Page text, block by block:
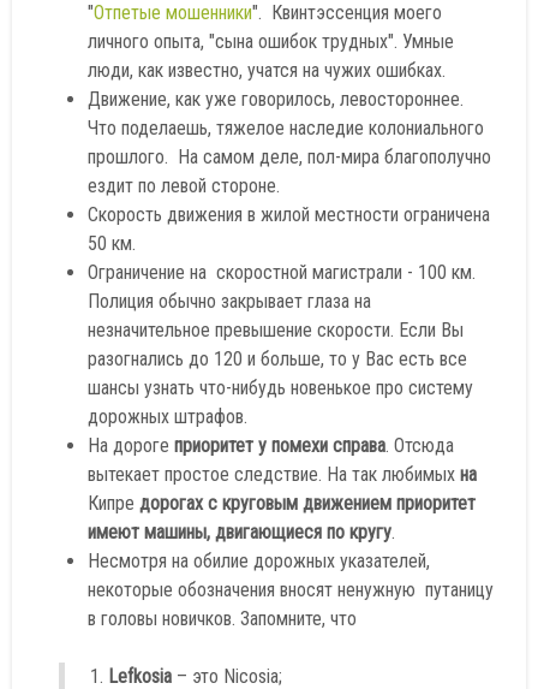
"Отпетые мошенники". Квинтэссенция моего
личного опыта, "сына ошибок трудных". Умные
люди, как известно, учатся на чужих ошибках.
Движение, как уже говорилось, левостороннее.
Что поделаешь, тяжелое наследие колониального
прошлого. На самом деле, пол-мира благополучно
ездит по левой стороне.
Скорость движения в жилой местности ограничена
50 км.
Ограничение на скоростной магистрали - 100 км.
Полиция обычно закрывает глаза на
незначительное превышение скорости. Если Вы
разогнались до 120 и больше, то у Вас есть все
шансы узнать что-нибудь новенькое про систему
дорожных штрафов.
На дороге приоритет у помехи справа. Отсюда
вытекает простое следствие. На так любимых на
Кипре дорогах с круговым движением приоритет
имеют машины, двигающиеся по кругу.
Несмотря на обилие дорожных указателей,
некоторые обозначения вносят ненужную путаницу
в головы новичков. Запомните, что
Lefkosia – это Nicosia;